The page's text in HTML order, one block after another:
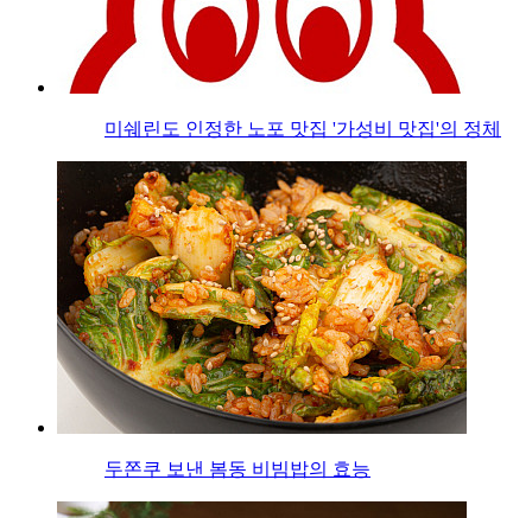
미쉐린도 인정한 노포 맛집 '가성비 맛집'의 정체
두쫀쿠 보낸 봄동 비빔밥의 효능